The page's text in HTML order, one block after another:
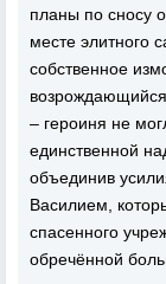
планы по сносу
месте элитного
собственное
– героиня не
единственной
объединив
Василием,
спасенного
обречённой